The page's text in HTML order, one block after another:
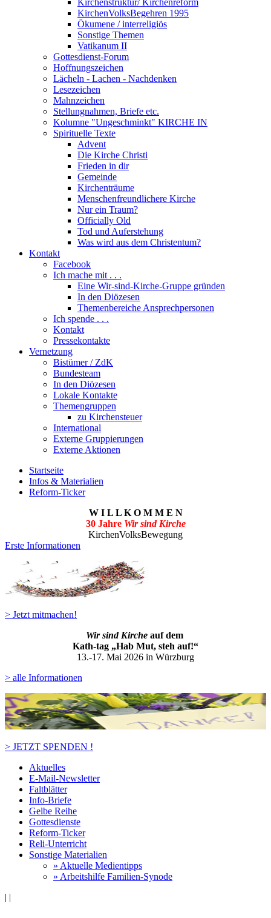
Kirchenstruktur/ Kirchenreform
KirchenVolksBegehren 1995
Ökumene / interreligiös
Sonstige Themen
Vatikanum II
Gottesdienst-Forum
Hoffnungszeichen
Lächeln - Lachen - Nachdenken
Lesezeichen
Mahnzeichen
Stellungnahmen, Briefe etc.
Kolumne "Ungeschminkt" KIRCHE IN
Spirituelle Texte
Advent
Die Kirche Christi
Frieden in dir
Gemeinde
Kirchenträume
Menschenfreundlichere Kirche
Nur ein Traum?
Officially Old
Tod und Auferstehung
Was wird aus dem Christentum?
Kontakt
Facebook
Ich mache mit . . .
Eine Wir-sind-Kirche-Gruppe gründen
In den Diözesen
Themenbereiche Ansprechpersonen
Ich spende . . .
Kontakt
Pressekontakte
Vernetzung
Bistümer / ZdK
Bundesteam
In den Diözesen
Lokale Kontakte
Themengruppen
zu Kirchensteuer
International
Externe Gruppierungen
Externe Aktionen
Startseite
Infos & Materialien
Reform-Ticker
W I L L K O M M E N
30 Jahre Wir sind Kirche
KirchenVolksBewegung
Erste Informationen
> Jetzt mitmachen!
Wir sind Kirche auf dem
Kath-tag „Hab Mut, steh auf!“
13.-17. Mai 2026 in Würzburg
> alle Informationen
> JETZT SPENDEN !
Aktuelles
E-Mail-Newsletter
Faltblätter
Info-Briefe
Gelbe Reihe
Gottesdienste
Reform-Ticker
Reli-Unterricht
Sonstige Materialien
» Aktuelle Medientipps
» Arbeitshilfe Familien-Synode
| |